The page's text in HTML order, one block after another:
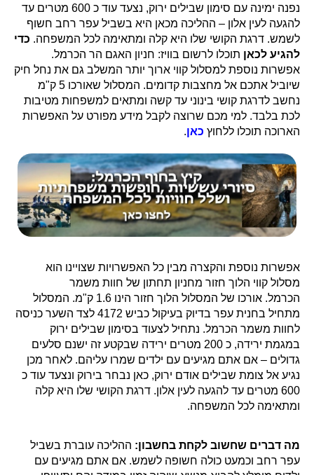
נפנה ימינה עם סימון שבילים ירוק, נצעד עוד כ 600 מטרים עד
להגעה לעין אלון – ההליכה מכאן היא בשביל עפר רחב חשוף
לשמש. דרגת הקושי שלו היא קלה ומתאימה לכל המשפחה. כדי
להגיע לכאן תוכלו לרשום בוויז: חניון האגם הר הכרמל.
אפשרות נוספת למסלול קווי ארוך יותר המשלב גם את נחל חיק
שיוביל אתכם אל מחצבות קדומים. המסלול שאורכו 5 ק"מ
נחשב לדרגת קושי בינוני עד קשה ומתאים למשפחות מטיבות
לכת בלבד. למי מכם שרוצה לקבל מידע מפורט על האפשרות
הארוכה תוכלו ללחוץ כאן.
אפשרות נוספת והקצרה מבין כל האפשרויות שצויינו הוא
מסלול קווי הלוך חזור מחניון תחתון של חוות משמר
הכרמל. אורכו של המסלול הלוך חזור הינו 1.6 ק"מ. המסלול
מתחיל בחנית עפר בדיוק בעיקול כביש 4172 לצד השער כניסה
לחוות משמר הכרמל. נתחיל לצעוד בסימון שבילים ירוק
במגמת ירידה, כ 200 מטרים ירידה שבקטע זה ישנם סלעים
גדולים – אם אתם מגיעים עם ילדים שמרו עליהם. לאחר מכן
נגיע אל צומת שבילים אודם ירוק, כאן נבחר בירוק ונצעד עוד כ
600 מטרים עד להגעה לעין אלון. דרגת הקושי שלו היא קלה
ומתאימה לכל המשפחה.
מה דברים שחשוב לקחת בחשבון: ההליכה עוברת בשביל
עפר רחב וכמעט כולה חשופה לשמש. אם אתם מגיעים עם